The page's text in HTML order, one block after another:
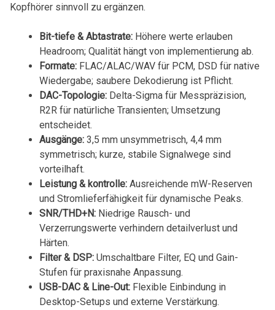
Kopfhörer sinnvoll zu ergänzen.
Bit-tiefe & Abtastrate:Höhere ⁢werte erlauben
Headroom; Qualität hängt von ⁢implementierung ab.
Formate:FLAC/ALAC/WAV für PCM, DSD für ‌native
Wiedergabe; saubere⁣ Dekodierung ist Pflicht.
DAC-Topologie:Delta-Sigma für ‌Messpräzision,
R2R für natürliche Transienten; Umsetzung
entscheidet.
Ausgänge:3,5 mm unsymmetrisch,⁤ 4,4 mm
symmetrisch; kurze, stabile ⁣Signalwege sind
vorteilhaft.
Leistung & kontrolle:Ausreichende mW-Reserven
und Stromlieferfähigkeit für dynamische Peaks.
SNR/THD+N:Niedrige Rausch- und‍
Verzerrungswerte verhindern detailverlust und
Härten.
Filter &‍ DSP:Umschaltbare Filter, EQ und Gain-
Stufen​ für praxisnahe Anpassung.
USB-DAC & Line-Out:Flexible Einbindung in
Desktop-Setups und⁢ externe Verstärkung.